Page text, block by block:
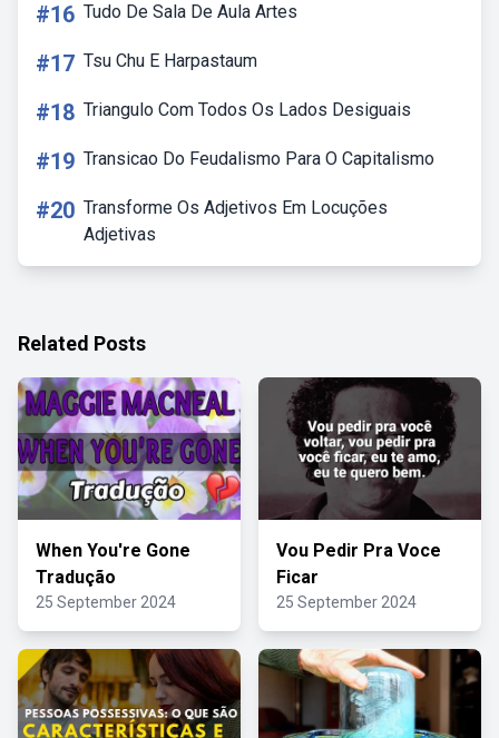
#16 Tudo De Sala De Aula Artes
#17 Tsu Chu E Harpastaum
#18 Triangulo Com Todos Os Lados Desiguais
#19 Transicao Do Feudalismo Para O Capitalismo
#20 Transforme Os Adjetivos Em Locuções
Adjetivas
Related Posts
When You're Gone
Tradução
25 September 2024
Vou Pedir Pra Voce
Ficar
25 September 2024